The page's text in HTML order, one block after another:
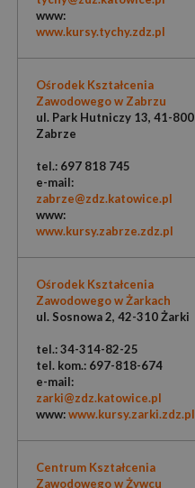
www:
www.kursy.tychy.zdz.pl
Ośrodek Kształcenia
Zawodowego w Zabrzu
ul. Park Hutniczy 13, 41-800
Zabrze
tel.: 697 818 745
e-mail:
zabrze@zdz.katowice.pl
www:
www.kursy.zabrze.zdz.pl
Ośrodek Kształcenia
Zawodowego w Żarkach
ul. Sosnowa 2, 42-310 Żarki
tel.: 34-314-82-25
tel. kom.: 697-818-674
e-mail:
zarki@zdz.katowice.pl
www:www.kursy.zarki.zdz.pl
Centrum Kształcenia
Zawodowego w Żywcu